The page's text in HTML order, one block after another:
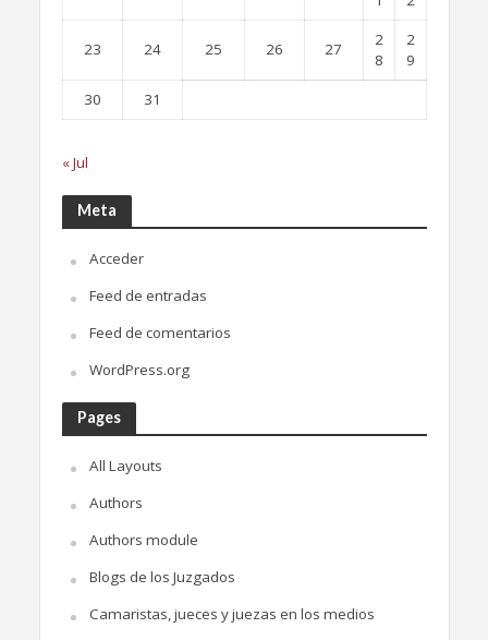
23 24 25 26 27
2
8
2
9
30
31
« Jul
Meta
Acceder
Feed de entradas
Feed de comentarios
WordPress.org
Pages
All Layouts
Authors
Authors module
Blogs de los Juzgados
Camaristas, jueces y juezas en los medios